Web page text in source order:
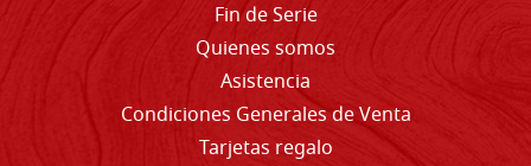
Fin de Serie
Quienes somos
Asistencia
Condiciones Generales de Venta
Tarjetas regalo